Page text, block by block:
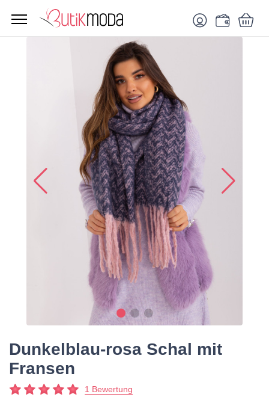
Dunkelblau-rosa Schal mit
Fransen
1 Bewertung